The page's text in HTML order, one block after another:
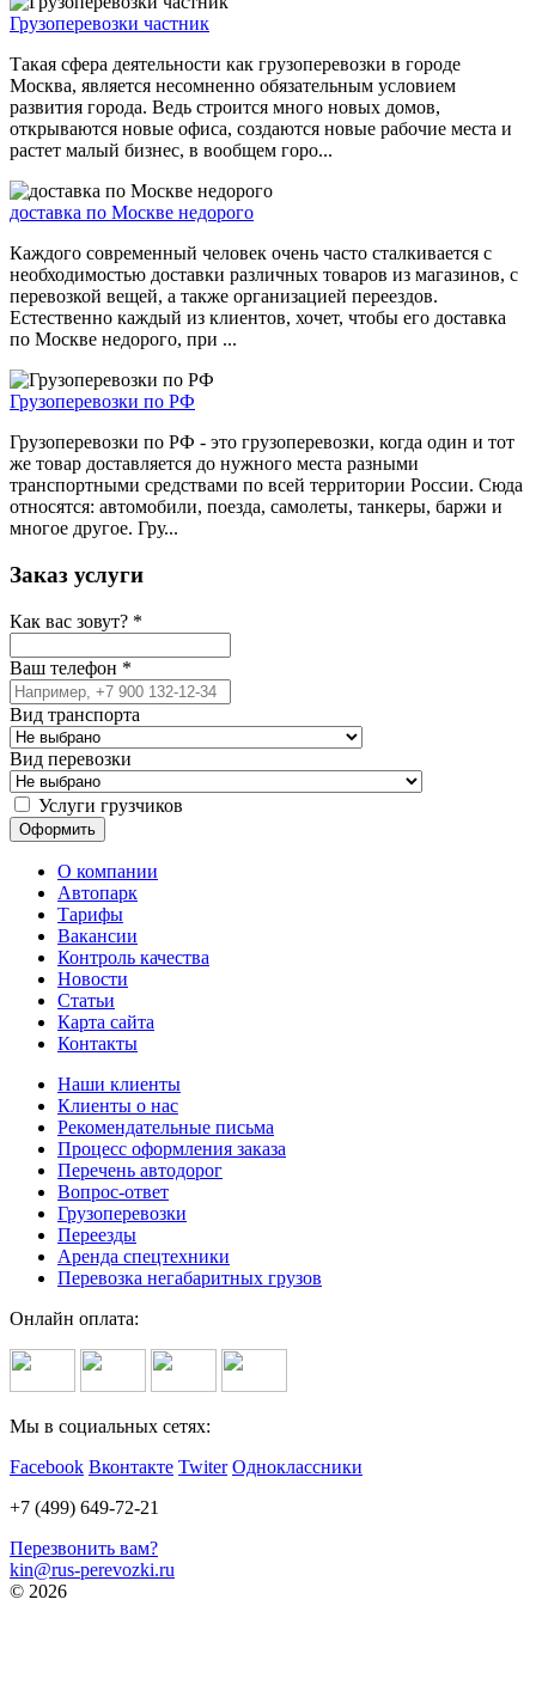
Грузоперевозки частник
Такая сфера деятельности как грузоперевозки в городе
Москва, является несомненно обязательным условием
развития города. Ведь строится много новых домов,
открываются новые офиса, создаются новые рабочие места и
растет малый бизнес, в вообщем горо...
доставка по Москве недорого
Каждого современный человек очень часто сталкивается с
необходимостью доставки различных товаров из магазинов, с
перевозкой вещей, а также организацией переездов.
Естественно каждый из клиентов, хочет, чтобы его доставка
по Москве недорого, при ...
Грузоперевозки по РФ
Грузоперевозки по РФ - это грузоперевозки, когда один и тот
же товар доставляется до нужного места разными
транспортными средствами по всей территории России. Сюда
относятся: автомобили, поезда, самолеты, танкеры, баржи и
многое другое. Гру...
Заказ услуги
Как вас зовут? *
Ваш телефон *
Вид транспорта
Вид перевозки
Услуги грузчиков
О компании
Автопарк
Тарифы
Вакансии
Контроль качества
Новости
Статьи
Карта сайта
Контакты
Наши клиенты
Клиенты о нас
Рекомендательные письма
Процесс оформления заказа
Перечень автодорог
Вопрос-ответ
Грузоперевозки
Переезды
Аренда спецтехники
Перевозка негабаритных грузов
Онлайн оплата:
Мы в социальных сетях:
Facebook Вконтакте Twiter Одноклассники
+7 (499) 649-72-21
Перезвонить вам?
kin@rus-perevozki.ru
© 2026